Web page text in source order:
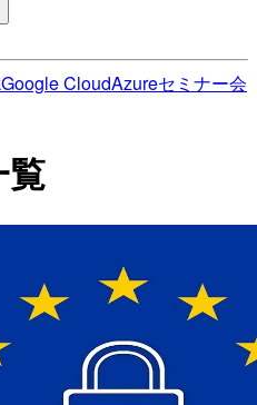
Google CloudAzureセミナー会